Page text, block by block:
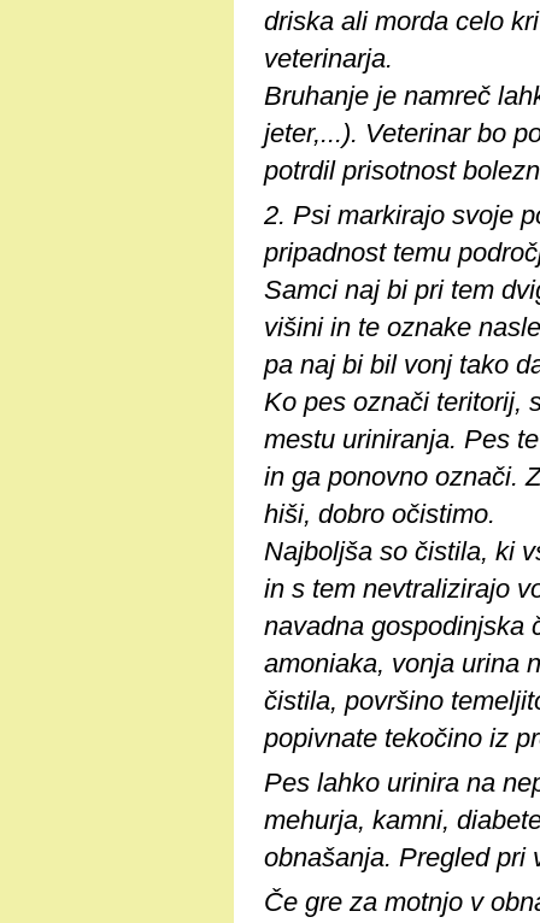
driska ali morda celo
veterinarja.
Bruhanje je namreč
jeter,...). Veterinar bo
potrdil prisotnost
2. Psi markirajo svoje
pripadnost temu
Samci naj bi pri tem
višini in te oznake
pa naj bi bil vonj tako
Ko pes označi teritorij,
mestu uriniranja. Pes
in ga ponovno označi.
hiši, dobro očistimo.
Najboljša so čistila, ki
in s tem nevtralizirajo
navadna gospodinjska
amoniaka, vonja urina
čistila, površino
popivnate tekočino iz
Pes lahko urinira na
mehurja, kamni,
obnašanja. Pregled pri
Če gre za motnjo v